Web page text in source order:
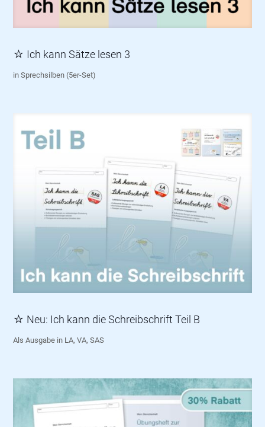
☆ Ich kann Sätze lesen 3
in Sprechsilben (5er-Set)
☆ Neu: Ich kann die Schreibschrift Teil B
Als Ausgabe in LA, VA, SAS